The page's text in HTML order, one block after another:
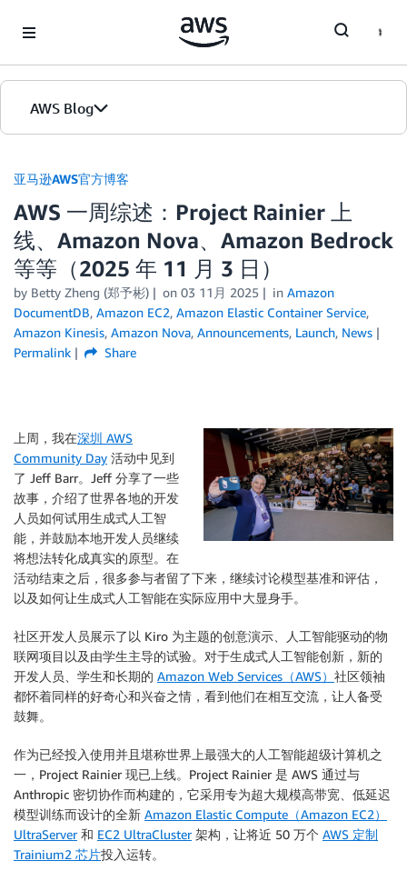
AWS Blog
首页
版本
亚马逊AWS官方博客
AWS 一周综述：Project Rainier 上
线、Amazon Nova、Amazon Bedrock
等等（2025 年 11 月 3 日）
by Betty Zheng (郑予彬) on 03 11月 2025 in Amazon
DocumentDB, Amazon EC2, Amazon Elastic Container Service,
Amazon Kinesis, Amazon Nova, Announcements, Launch, News
Permalink
Share
上周，我在深圳 AWS
Community Day 活动中见到
了 Jeff Barr。Jeff 分享了一些
故事，介绍了世界各地的开发
人员如何试用生成式人工智
能，并鼓励本地开发人员继续
将想法转化成真实的原型。在
活动结束之后，很多参与者留了下来，继续讨论模型基准和评估，
以及如何让生成式人工智能在实际应用中大显身手。
社区开发人员展示了以 Kiro 为主题的创意演示、人工智能驱动的物
联网项目以及由学生主导的试验。对于生成式人工智能创新，新的
开发人员、学生和长期的 Amazon Web Services（AWS） 社区领袖
都怀着同样的好奇心和兴奋之情，看到他们在相互交流，让人备受
鼓舞。
作为已经投入使用并且堪称世界上最强大的人工智能超级计算机之
一，Project Rainier 现已上线。Project Rainier 是 AWS 通过与
Anthropic 密切协作而构建的，它采用专为超大规模高带宽、低延迟
模型训练而设计的全新 Amazon Elastic Compute（Amazon EC2）
UltraServer和 EC2 UltraCluster架构，让将近 50 万个 AWS 定制
Trainium2 芯片投入运转。